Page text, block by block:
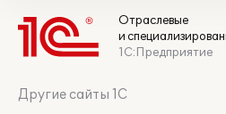
Отраслевые
и
1С:Предприятие
Другие сайты 1С